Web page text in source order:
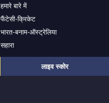
लाइव स्कोर
हमारे बारे में
फैंटेसी-क्रिकेट
भारत-बनाम-ऑस्ट्रेलिया
सहारा